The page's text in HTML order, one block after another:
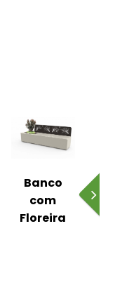
Banco
com
Floreira